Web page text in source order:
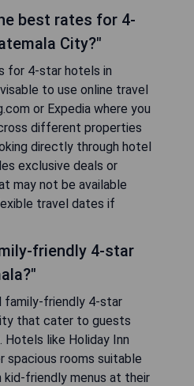
best rates for 4-
City?"
for 4-star hotels in
to use online travel
or Expedia where you
different properties
directly through hotel
exclusive deals or
may not be available
travel dates if
friendly 4-star
family-friendly 4-star
that cater to guests
Hotels like Holiday Inn
spacious rooms suitable
friendly menus at their